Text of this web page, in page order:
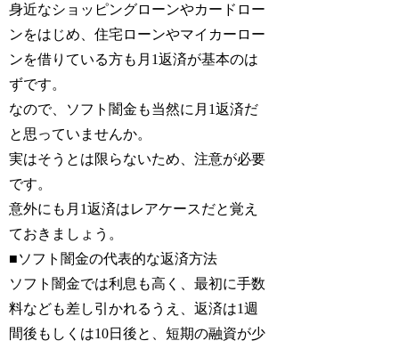
身近なショッピングローンやカードロー
ンをはじめ、住宅ローンやマイカーロー
ンを借りている方も月1返済が基本のは
ずです。
なので、ソフト闇金も当然に月1返済だ
と思っていませんか。
実はそうとは限らないため、注意が必要
です。
意外にも月1返済はレアケースだと覚え
ておきましょう。
■ソフト闇金の代表的な返済方法
ソフト闇金では利息も高く、最初に手数
料なども差し引かれるうえ、返済は1週
間後もしくは10日後と、短期の融資が少